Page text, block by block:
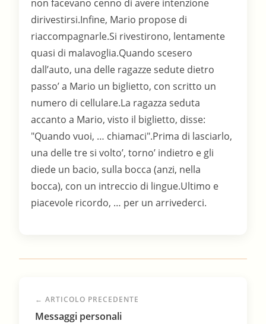
← ARTICOLO PRECEDENTE
Messaggi personali